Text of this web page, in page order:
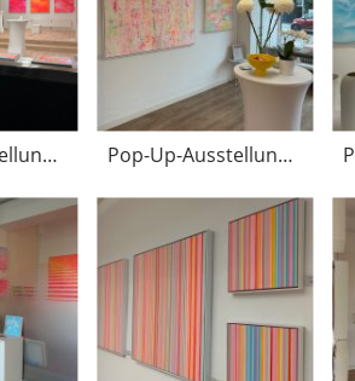
Pop-Up-Ausstellung 2025 Pop-Up-Ausstellung Juli 2025